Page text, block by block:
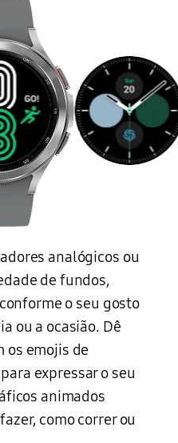
analógicos ou
de fundos,
o seu gosto
ou a ocasião. Dê
os emojis de
expressar o seu
animados
como correr ou